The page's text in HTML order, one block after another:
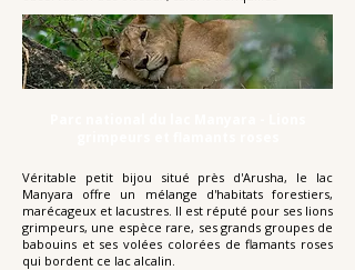
Véritable petit bijou situé près d'Arusha, le lac
Manyara offre un mélange d'habitats forestiers,
marécageux et lacustres. Il est réputé pour ses lions
grimpeurs, une espèce rare, ses grands groupes de
babouins et ses volées colorées de flamants roses
qui bordent ce lac alcalin.